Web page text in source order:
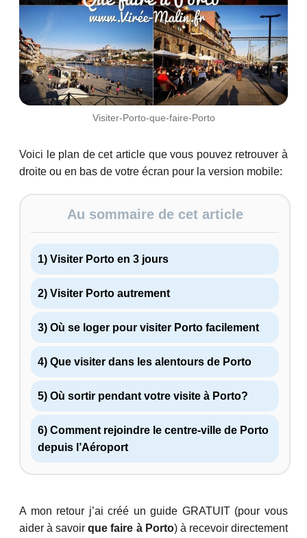
Visiter-Porto-que-faire-Porto
Voici le plan de cet article que vous pouvez retrouver à
droite ou en bas de votre écran pour la version mobile:
Au sommaire de cet article
1) Visiter Porto en 3 jours
2) Visiter Porto autrement
3) Où se loger pour visiter Porto facilement
4) Que visiter dans les alentours de Porto
5) Où sortir pendant votre visite à Porto?
6) Comment rejoindre le centre-ville de Porto
depuis l’Aéroport
A mon retour j’ai créé un guide GRATUIT (pour vous
aider à savoirque faire à Porto) à recevoir directement